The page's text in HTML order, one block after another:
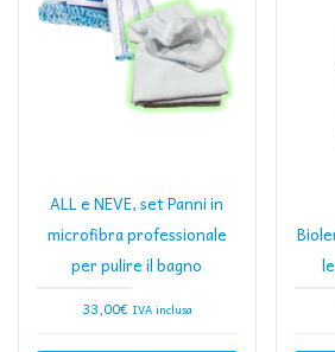
ALL e NEVE, set Panni in
microfibra professionale
per pulire il bagno
33,00€ IVA inclusa